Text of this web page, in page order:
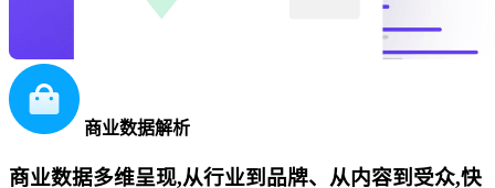
商业数据解析
商业数据多维呈现,从行业到品牌、从内容到受众,快